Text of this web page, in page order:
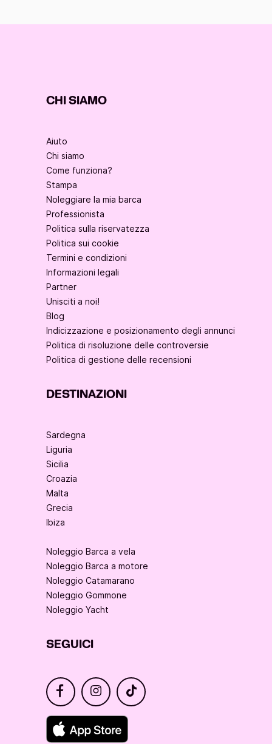
CHI SIAMO
Aiuto
Chi siamo
Come funziona?
Stampa
Noleggiare la mia barca
Professionista
Politica sulla riservatezza
Politica sui cookie
Termini e condizioni
Informazioni legali
Partner
Unisciti a noi!
Blog
Indicizzazione e posizionamento degli annunci
Politica di risoluzione delle controversie
Politica di gestione delle recensioni
DESTINAZIONI
Sardegna
Liguria
Sicilia
Croazia
Malta
Grecia
Ibiza
Noleggio Barca a vela
Noleggio Barca a motore
Noleggio Catamarano
Noleggio Gommone
Noleggio Yacht
SEGUICI